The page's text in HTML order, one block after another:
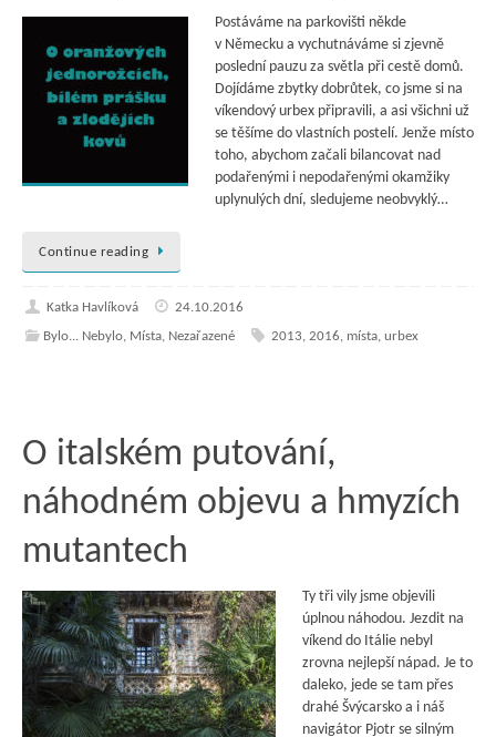
Postáváme na parkovišti někde
v Německu a vychutnáváme si zjevně
poslední pauzu za světla při cestě domů.
Dojídáme zbytky dobrůtek, co jsme si na
víkendový urbex připravili, a asi všichni už
se těšíme do vlastních postelí. Jenže místo
toho, abychom začali bilancovat nad
podařenými i nepodařenými okamžiky
uplynulých dní, sledujeme neobvyklý…
Continue reading
Katka Havlíková
24.10.2016
Bylo... Nebylo, Místa, Nezařazené 2013,2016, místa,urbex
O italském putování,
náhodném objevu a hmyzích
mutantech
Ty tři vily jsme objevili
úplnou náhodou. Jezdit na
víkend do Itálie nebyl
zrovna nejlepší nápad. Je to
daleko, jede se tam přes
drahé Švýcarsko a i náš
navigátor Pjotr se silným